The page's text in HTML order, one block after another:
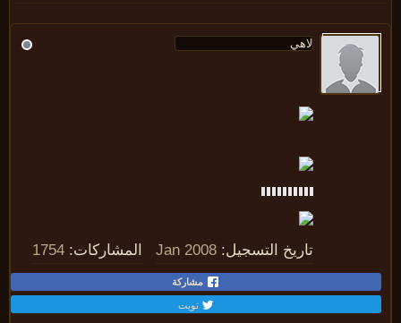
تاريخ التسجيل: Jan 2008 المشاركات: 1754
مشاركة
تويت